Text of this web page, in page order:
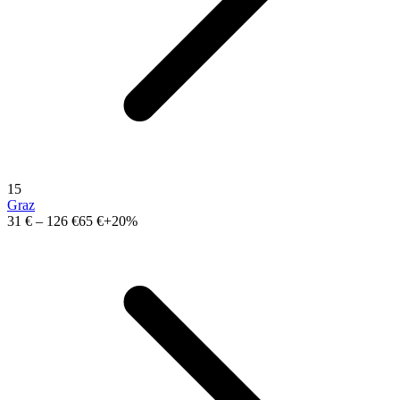
15
Graz
31 € – 126 €65 €+20%